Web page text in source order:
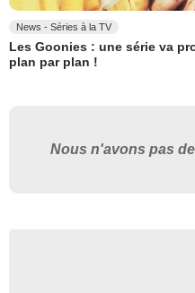
News - Séries à la TV
Les Goonies : une série va
plan par plan !
Nous n'avons pas